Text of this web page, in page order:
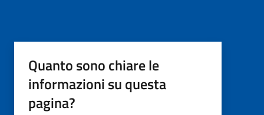
Quanto sono chiare le
informazioni su questa
pagina?